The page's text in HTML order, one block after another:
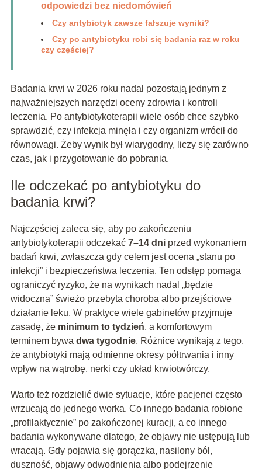
odpowiedzi bez niedomówień
Czy antybiotyk zawsze fałszuje wyniki?
Czy po antybiotyku robi się badania raz w roku
czy częściej?
Badania krwi w 2026 roku nadal pozostają jednym z
najważniejszych narzędzi oceny zdrowia i kontroli
leczenia. Po antybiotykoterapii wiele osób chce szybko
sprawdzić, czy infekcja minęła i czy organizm wrócił do
równowagi. Żeby wynik był wiarygodny, liczy się zarówno
czas, jak i przygotowanie do pobrania.
Ile odczekać po antybiotyku do
badania krwi?
Najczęściej zaleca się, aby po zakończeniu
antybiotykoterapii odczekać 7–14 dniprzed wykonaniem
badań krwi, zwłaszcza gdy celem jest ocena „stanu po
infekcji” i bezpieczeństwa leczenia. Ten odstęp pomaga
ograniczyć ryzyko, że na wynikach nadal „będzie
widoczna” świeżo przebyta choroba albo przejściowe
działanie leku. W praktyce wiele gabinetów przyjmuje
zasadę, że minimum to tydzień, a komfortowym
terminem bywa dwa tygodnie. Różnice wynikają z tego,
że antybiotyki mają odmienne okresy półtrwania i inny
wpływ na wątrobę, nerki czy układ krwiotwórczy.
Warto też rozdzielić dwie sytuacje, które pacjenci często
wrzucają do jednego worka. Co innego badania robione
„profilaktycznie” po zakończonej kuracji, a co innego
badania wykonywane dlatego, że objawy nie ustępują lub
wracają. Gdy pojawia się gorączka, nasilony ból,
duszność, objawy odwodnienia albo podejrzenie